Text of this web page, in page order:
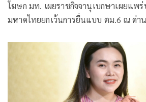
โฆษก มท. เผยราชกิจจานุเบกษาเผยแพร่
มหาดไทยยกเว้นการยื่นแบบ ตม.6 ณ ด่านทางบก 8 ด่าน และ
สะดวกนักเดินทาง กระตุ้นท่องเที่ยวและเศ